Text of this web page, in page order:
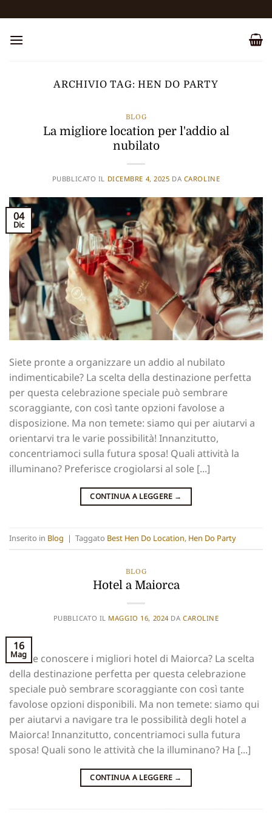
ai
contenuti
ARCHIVIO TAG:HEN DO PARTY
BLOG
La migliore location per l'addio al
nubilato
PUBBLICATO IL DICEMBRE 4, 2025 DA CAROLINE
04
Dic
Siete pronte a organizzare un addio al nubilato
indimenticabile? La scelta della destinazione perfetta
per questa celebrazione speciale può sembrare
scoraggiante, con così tante opzioni favolose a
disposizione. Ma non temete: siamo qui per aiutarvi a
orientarvi tra le varie possibilità! Innanzitutto,
concentriamoci sulla futura sposa! Quali attività la
illuminano? Preferisce crogiolarsi al sole [...]
CONTINUA A LEGGERE →
Inserito in Blog | Taggato Best Hen Do Location, Hen Do Party
BLOG
Hotel a Maiorca
PUBBLICATO IL MAGGIO 16, 2024 DA CAROLINE
16
Mag
Volete conoscere i migliori hotel di Maiorca? La scelta
della destinazione perfetta per questa celebrazione
speciale può sembrare scoraggiante con così tante
favolose opzioni disponibili. Ma non temete: siamo qui
per aiutarvi a navigare tra le possibilità degli hotel a
Maiorca! Innanzitutto, concentriamoci sulla futura
sposa! Quali sono le attività che la illuminano? Ha [...]
CONTINUA A LEGGERE →